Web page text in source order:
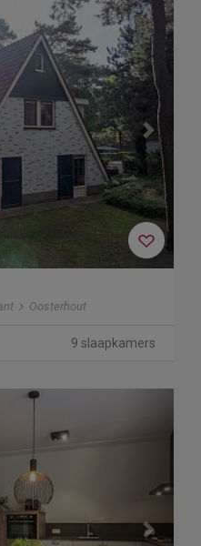
Oosterhout
9 slaapkamers